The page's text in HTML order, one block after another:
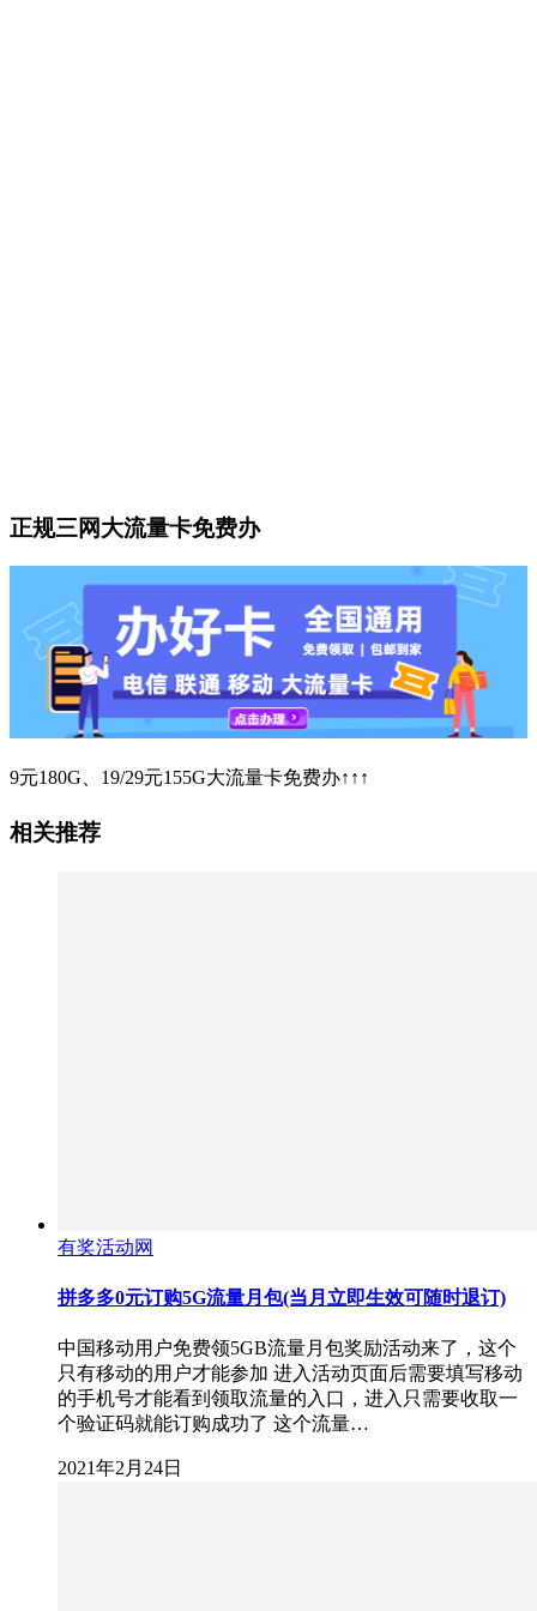
正规三网大流量卡免费办
9元180G、19/29元155G大流量卡免费办↑↑↑
相关推荐
有奖活动网
拼多多0元订购5G流量月包(当月立即生效可随时退订)
中国移动用户免费领5GB流量月包奖励活动来了，这个
只有移动的用户才能参加 进入活动页面后需要填写移动
的手机号才能看到领取流量的入口，进入只需要收取一
个验证码就能订购成功了 这个流量…
2021年2月24日